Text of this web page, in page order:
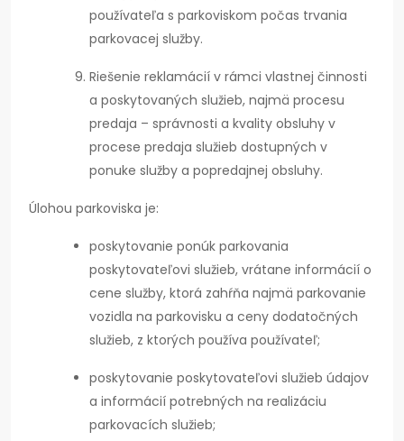
používateľa s parkoviskom počas trvania
parkovacej služby.
Riešenie reklamácií v rámci vlastnej činnosti
a poskytovaných služieb, najmä procesu
predaja – správnosti a kvality obsluhy v
procese predaja služieb dostupných v
ponuke služby a popredajnej obsluhy.
Úlohou parkoviska je:
poskytovanie ponúk parkovania
poskytovateľovi služieb, vrátane informácií o
cene služby, ktorá zahŕňa najmä parkovanie
vozidla na parkovisku a ceny dodatočných
služieb, z ktorých používa používateľ;
poskytovanie poskytovateľovi služieb údajov
a informácií potrebných na realizáciu
parkovacích služieb;